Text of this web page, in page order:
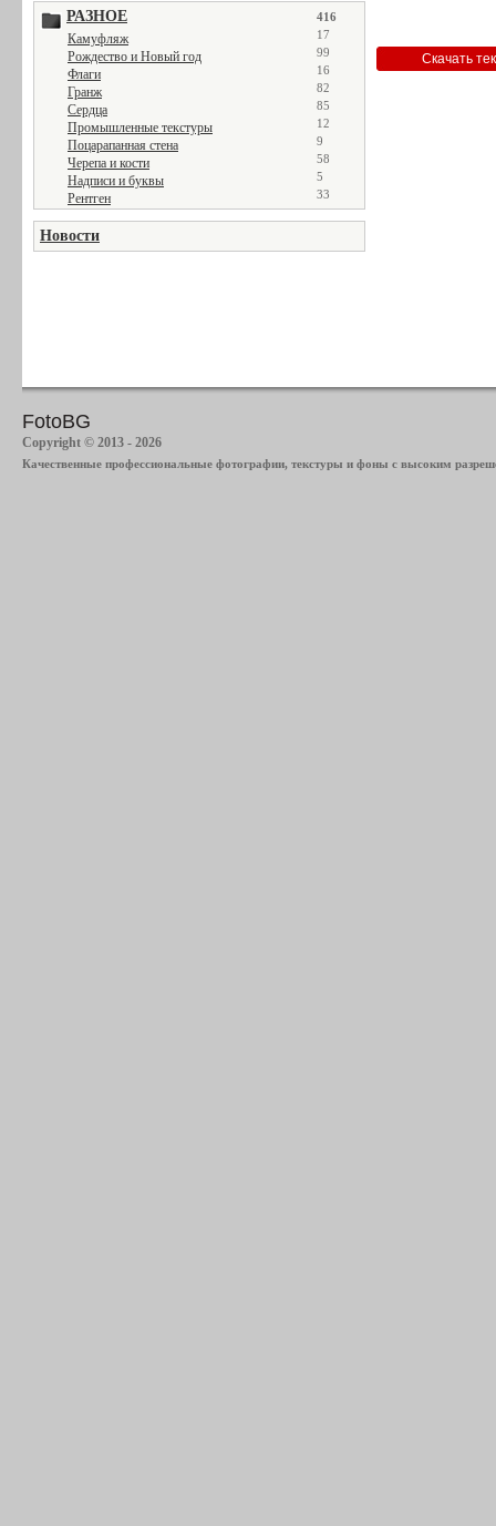
РАЗНОЕ 416
Камуфляж 17
Рождество и Новый год 99
Флаги 16
Гранж 82
Сердца 85
Промышленные текстуры 12
Поцарапанная стена 9
Черепа и кости 58
Надписи и буквы 5
Рентген 33
Новости
FotoBG
Copyright © 2013 - 2026
Качественные профессиональные фотографии, текстуры и фоны с высоким